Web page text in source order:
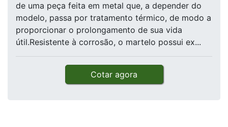
de uma peça feita em metal que, a depender do
modelo, passa por tratamento térmico, de modo a
proporcionar o prolongamento de sua vida
útil.Resistente à corrosão, o martelo possui ex...
Cotar agora